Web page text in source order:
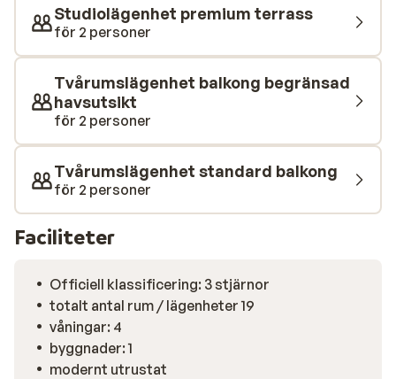
moderna och ljusa, där du kan njuta av det behagliga
klimatet på din egen balkong eller terrass året runt.
Strand & pool Både stranden och centrum ligger inom
gångavstånd, så att du kan få ut det mesta av din
semester. Hotellet har en härlig swimmingpool och en
jacuzzi med solterrass på taket med en vacker utsikt!
Mat & dryck Inga måltider ingår. Omgivningarna
bergen, så kan en promenad genom staden bli ganska
brant på sina ställen. Däremot finns det många trevliga
magnifika utsikten över staden och havet. I Puerto Rico
resan extra minnesvärd. Den största är Centro
Comercial Puerto Rico och ligger är mitt i staden. Här
hittar allt från stormarknader och klädbutiker till
banker, barer och diskotek.
Studiolägenhet premium terrass
för 2 personer
Tvårumslägenhet balkong begränsad
havsutsikt
för 2 personer
Tvårumslägenhet standard balkong
för 2 personer
Faciliteter
Officiell klassificering: 3 stjärnor
totalt antal rum / lägenheter 19
våningar: 4
byggnader: 1
modernt utrustat